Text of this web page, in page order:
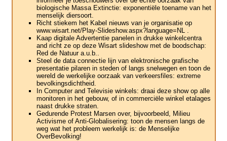
biologische Massa Extinctie: exponentiële toename van het
menselijk diersoort.
Richt stiekem het Kabel nieuws van je organisatie op
www.wisart.net/Play-Slideshow.aspx?language=NL .
Kaap digitale Advertentie panelen in drukke winkelcentra
and richt ze op deze Wisart slideshow met de boodschap:
Red de Natuur a.u.b..
Steel de data connectie lijn van elektronische grafische
presentatie pilaren in steden of langs snelwegen en toon de
wereld de werkelijke oorzaak van verkeersfiles: extreme
bevolkingsdichtheid.
In Computer and Televisie winkels: draai deze show op alle
monitoren in het gebouw, of in commerciële winkel etalages
naast drukke straten.
Gedurende Protest Marsen over, bijvoorbeeld, Milieu
Activisme of Anti-Globalisering: toon de mensen langs de
weg wat het probleem werkelijk is: de Menselijke
OverBevolking!